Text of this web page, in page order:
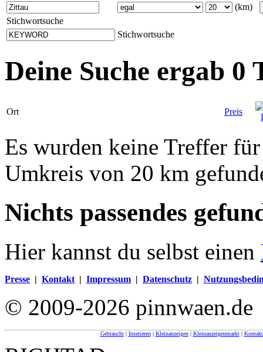
(km)
Stichwortsuche
Stichwortsuche
Deine Suche ergab 0
Ort Preis
Es wurden keine Treffer
Umkreis von 20 km
Nichts passendes
Hier kannst du selbst einen
Presse | Kontakt | Impressum | Datenschutz |
© 2009-2026 pinnwaen.de
Gebraucht| Inserieren| Kleinanzeigen| Kleinanzeigenmarkt|